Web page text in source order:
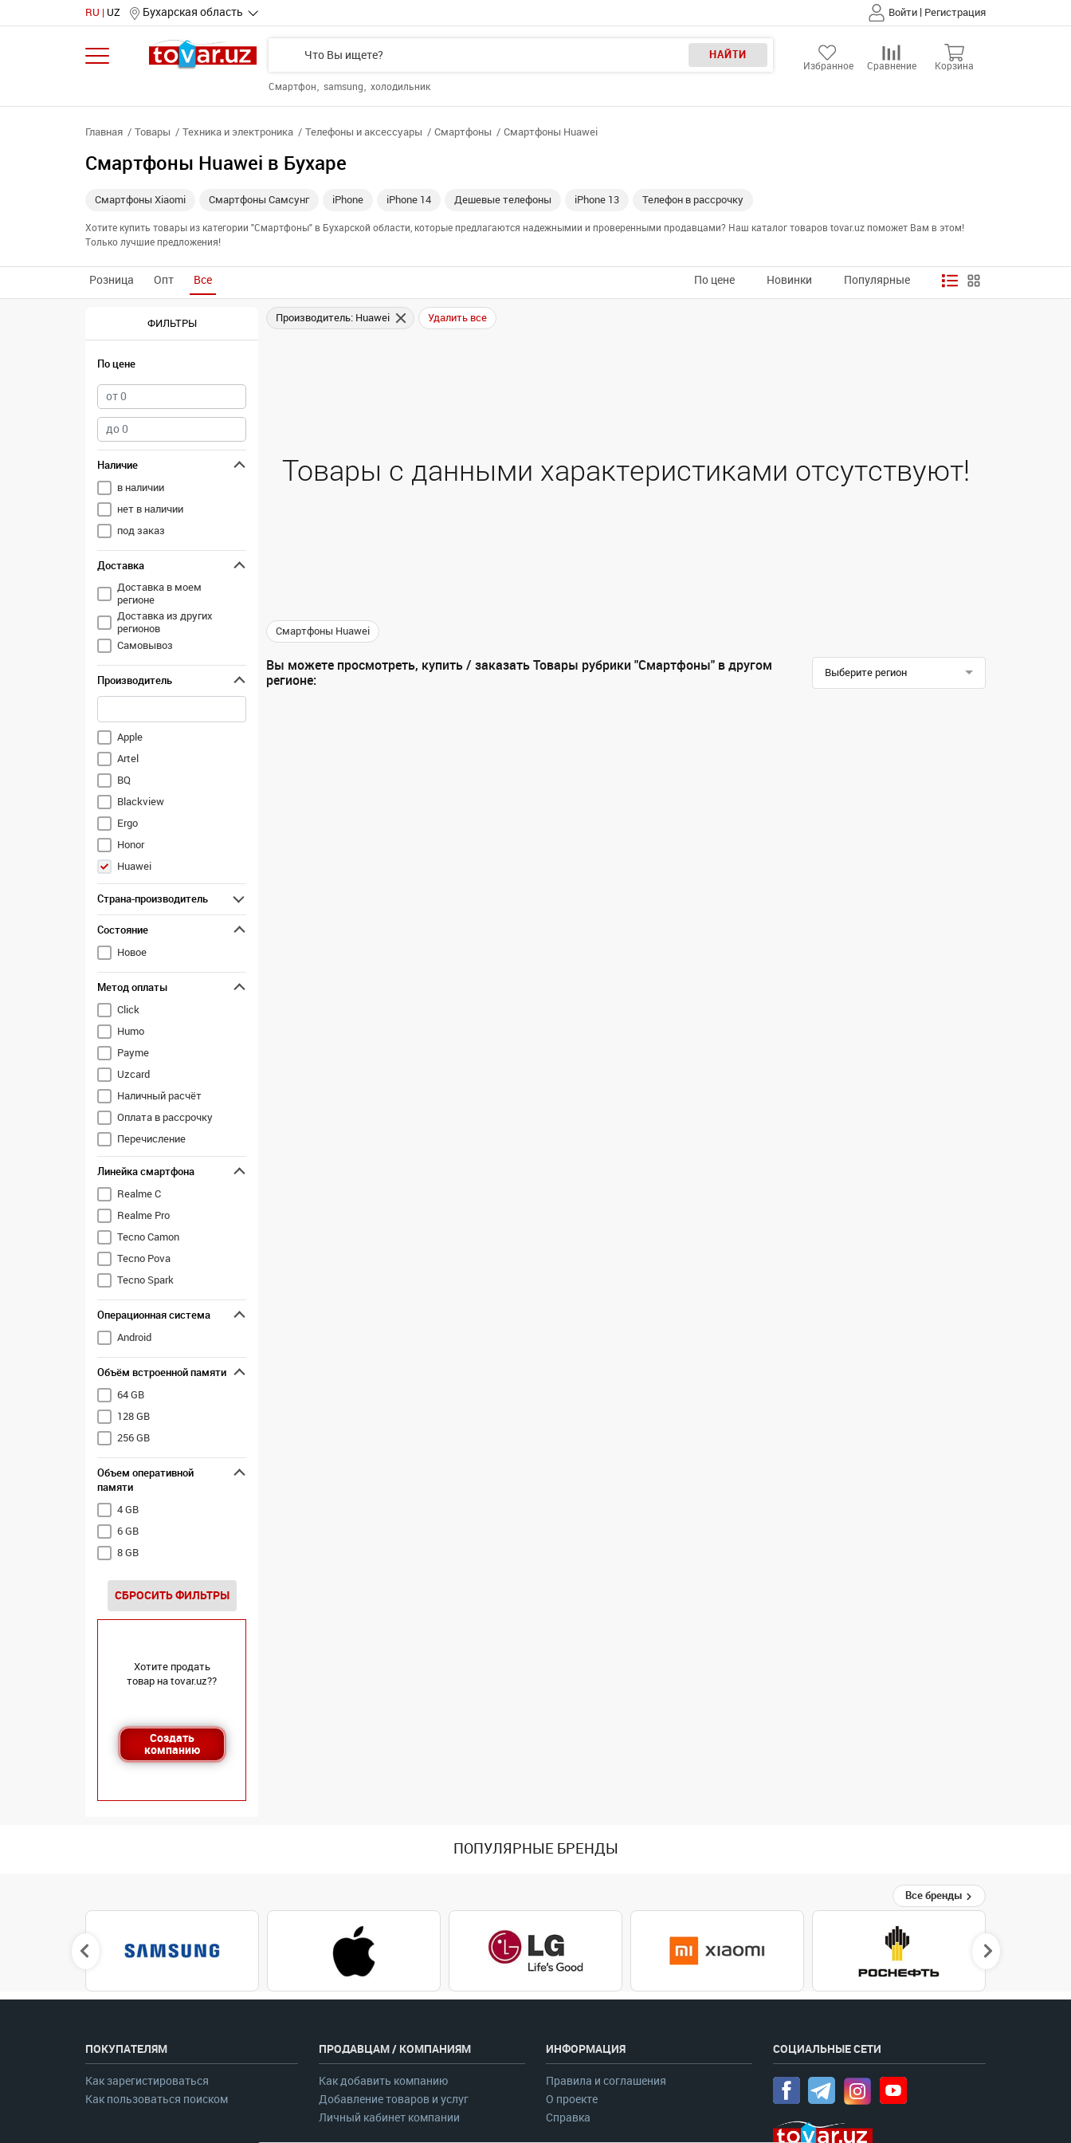
RU UZ Бухарская область Войти | Регистрация
НАЙТИ
Смартфон samsung холодильник
Избранное Сравнение Корзина
Главная Товары Техника и электроника Телефоны и аксессуары Смартфоны Смартфоны Huawei
Смартфоны Huawei в Бухаре
Смартфоны Xiaomi Смартфоны Самсунг iPhone iPhone 14 Дешевые телефоны iPhone 13 Телефон в рассрочку
Хотите купить товары из категории "Смартфоны" в Бухарской области, которые предлагаются надежнымии и проверенными продавцами? Наш каталог товаров tovar.uz поможет Вам в этом!
Только лучшие предложения!
Розница Опт Все По цене Новинки Популярные
ФИЛЬТРЫ
По цене
Наличие
в наличии
нет в наличии
под заказ
Доставка
Доставка в моем
регионе
Доставка из других
регионов
Самовывоз
Производитель
Apple
Artel
BQ
Blackview
Ergo
Honor
Huawei
Infinix
Itel
Nokia
OPPO
OnePlus
Realme
Samsung
TCL
Tecno
Vivo
Xiaomi
ZTE
Страна-производитель
Состояние
Новое
Метод оплаты
Click
Humo
Payme
Uzcard
Наличный расчёт
Оплата в рассрочку
Перечисление
Линейка смартфона
Realme C
Realme Pro
Tecno Camon
Tecno Pova
Tecno Spark
Операционная система
Android
Объём встроенной памяти
64 GB
128 GB
256 GB
Объем оперативной
памяти
4 GB
6 GB
8 GB
СБРОСИТЬ ФИЛЬТРЫ
Хотите продать
товар на tovar.uz??
Создать
компанию
Производитель: Huawei Удалить все
Товары с данными характеристиками отсутствуют!
Смартфоны Huawei
Вы можете просмотреть, купить / заказать Товары рубрики "Смартфоны" в другом
регионе:
Выберите регион
ПОПУЛЯРНЫЕ БРЕНДЫ
Все бренды
ПОКУПАТЕЛЯМ
Как зарегистироваться
Как пользоваться поиском
ПРОДАВЦАМ / КОМПАНИЯМ
Как добавить компанию
Добавление товаров и услуг
Личный кабинет компании
ИНФОРМАЦИЯ
Правила и соглашения
О проекте
Справка
СОЦИАЛЬНЫЕ СЕТИ